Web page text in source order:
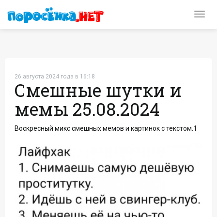
26 августа 2024 года в 16:18
Смешные шутки и
мемы 25.08.2024
Воскресный микс смешных мемов и картинок с текстом.1